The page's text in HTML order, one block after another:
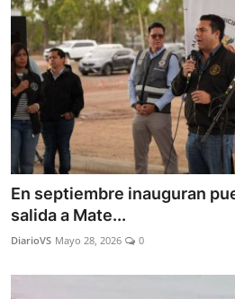
En septiembre inauguran
salida a Mate...
DiarioVS Mayo 28, 2026 0